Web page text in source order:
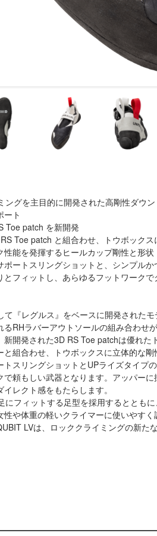
ングを主目的に開発された高剛性ダウ
ート
Toe patch を新開発
Toe patch と組合わせ、トウボック
性能を発揮するヒールカップ剛性と形状
ポートスリングショットと、シンプル
フィットし、あらゆるフットワーク
『レグルス』をベースに開発された
RHラバーアウトソールの組み合わせ
開発された3D RS Toe patchは優れた
組合わせ、トウボックスに立体的な
スリングショットとUPライズタイプ
頼もしい武器となります。アッパー
レクト感をもたらします。
にフィットする足型を採用するととも
や体重の軽いクライマーに使いやすく
LVは、ロッククライミングの新た